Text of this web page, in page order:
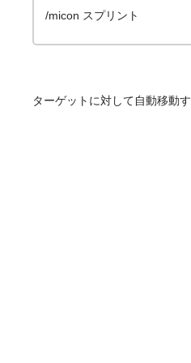
/micon スプリント
ターゲットに対して自動移動